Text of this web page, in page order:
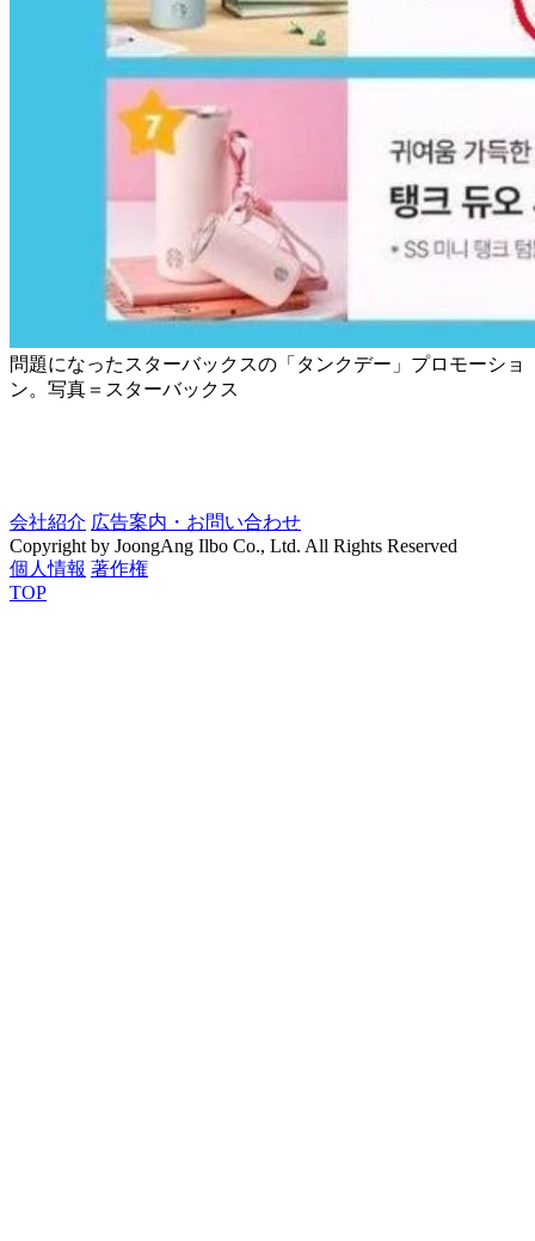
問題になったスターバックスの「タンクデー」プロモーショ
ン。写真＝スターバックス
会社紹介 広告案内・お問い合わせ
Copyright by JoongAng Ilbo Co., Ltd. All Rights Reserved
個人情報 著作権
TOP